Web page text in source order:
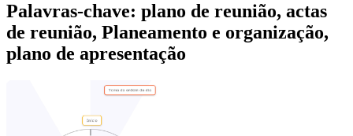
Palavras-chave: plano de reunião, actas
de reunião, Planeamento e organização,
plano de apresentação